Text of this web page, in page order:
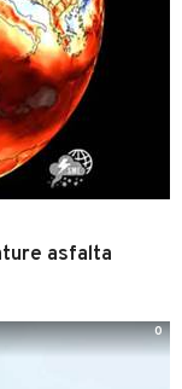
asfalta
0